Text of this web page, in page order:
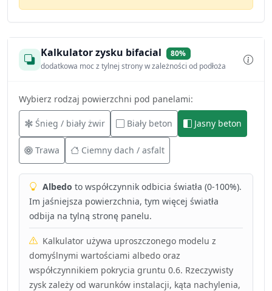
Kalkulator zysku bifacial
80%
dodatkowa moc z tylnej strony w zależności od podłoża
Wybierz rodzaj powierzchni pod panelami:
Śnieg / biały żwir Biały beton Jasny beton
Trawa Ciemny dach / asfalt
Albedo to współczynnik odbicia światła (0-100%).
Im jaśniejsza powierzchnia, tym więcej światła
odbija na tylną stronę panelu.
Kalkulator używa uproszczonego modelu z
domyślnymi wartościami albedo oraz
współczynnikiem pokrycia gruntu 0.6. Rzeczywisty
zysk zależy od warunków instalacji, kąta nachylenia,